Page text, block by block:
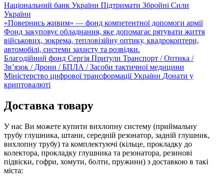
Національний банк України Підтримати Збройні Сили
України
«Повернись живим» — фонд компетентної допомоги армії
Фонд закуповує обладнання, яке допомагає рятувати життя
військових, зокрема, тепловізійну оптику, квадрокоптери,
автомобілі, системи захисту та розвідки.
Благодійний фонд Сергія Притули Транспорт / Оптика /
Зв’язок / Дрони / БПЛА / Засоби тактичної медицини
Міністерство цифрової трансформації України Донати у
криптовалюті
Доставка товару
У нас Ви можете купити вихлопну систему (приймальну
трубу глушника, штани, середній резонатор, задній глушник,
вихлопну трубу) та комплектуючі (кільце, прокладку до
колектора, прокладку глушника та резонатора, резинові
підвіски, гофри, хомути, болти, пружини) з доставкою в такі
міста: